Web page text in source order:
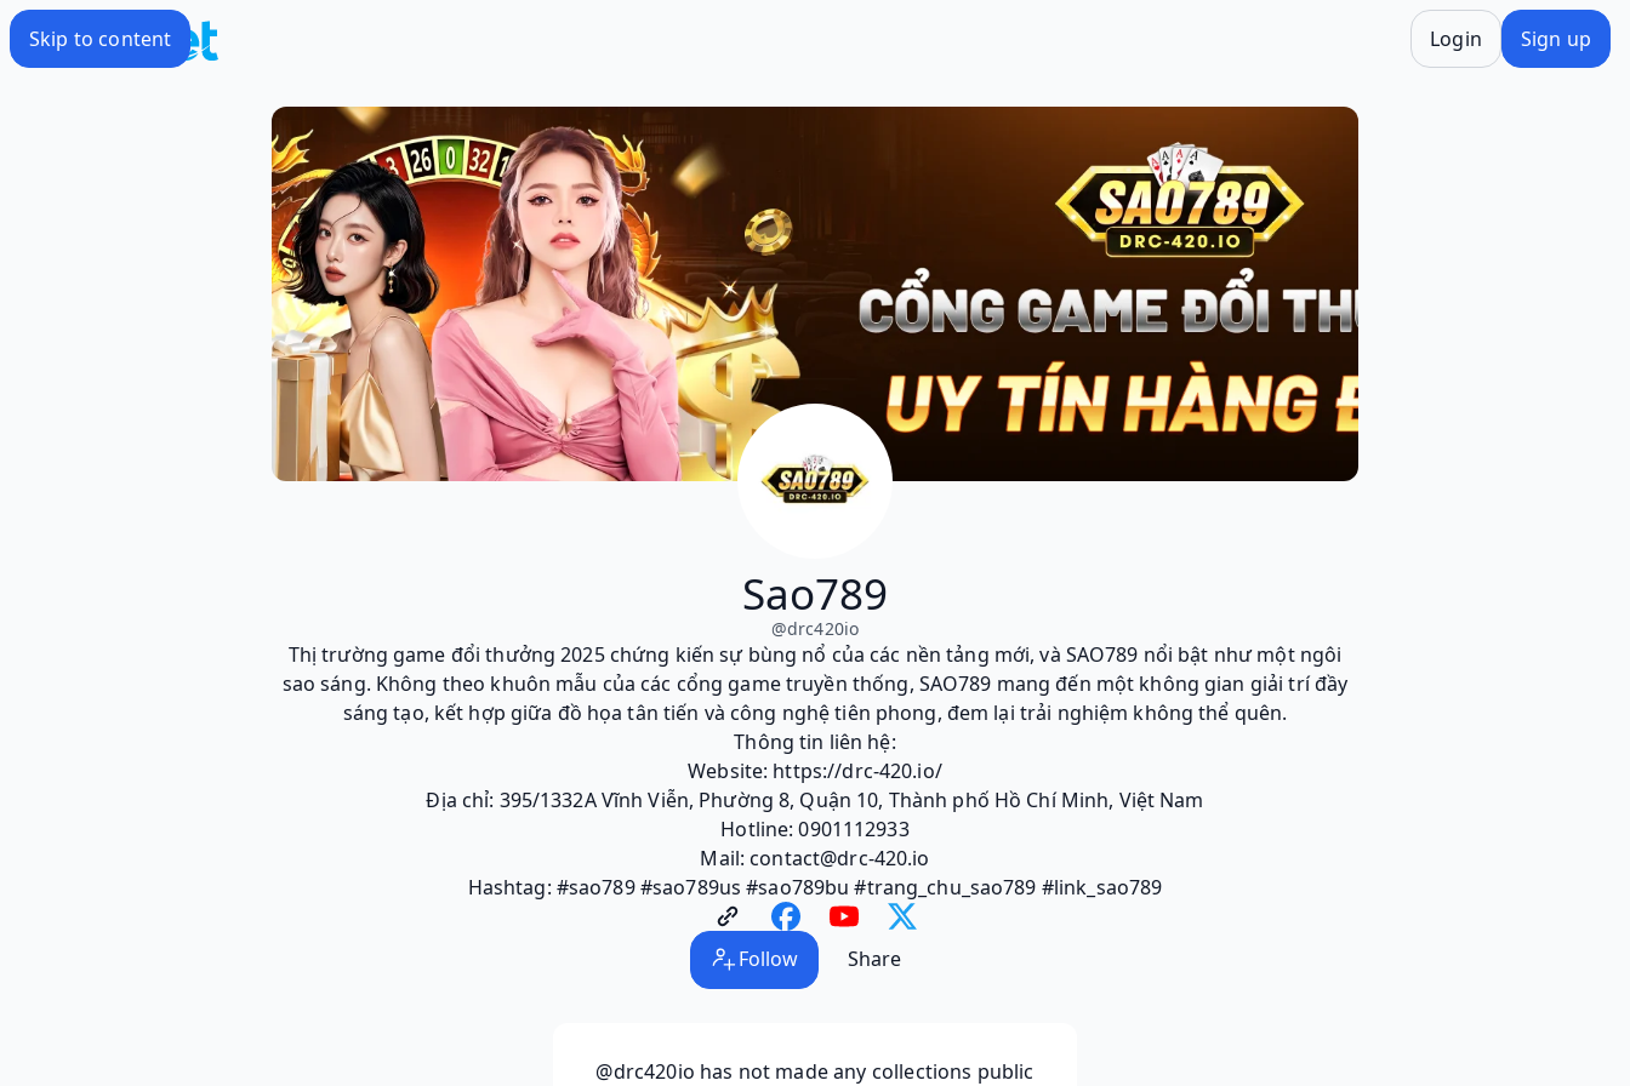
Skip to content Login Sign up
Sao789
@drc420io
Thị trường game đổi thưởng 2025 chứng kiến sự bùng nổ của các nền tảng mới, và SAO789 nổi bật như một ngôi
sao sáng. Không theo khuôn mẫu của các cổng game truyền thống, SAO789 mang đến một không gian giải trí đầy
sáng tạo, kết hợp giữa đồ họa tân tiến và công nghệ tiên phong, đem lại trải nghiệm không thể quên.
Thông tin liên hệ:
Website: https://drc-420.io/
Địa chỉ: 395/1332A Vĩnh Viễn, Phường 8, Quận 10, Thành phố Hồ Chí Minh, Việt Nam
Hotline: 0901112933
Mail: contact@drc-420.io
Hashtag: #sao789 #sao789us #sao789bu #trang_chu_sao789 #link_sao789
Follow Share
@drc420io has not made any collections public